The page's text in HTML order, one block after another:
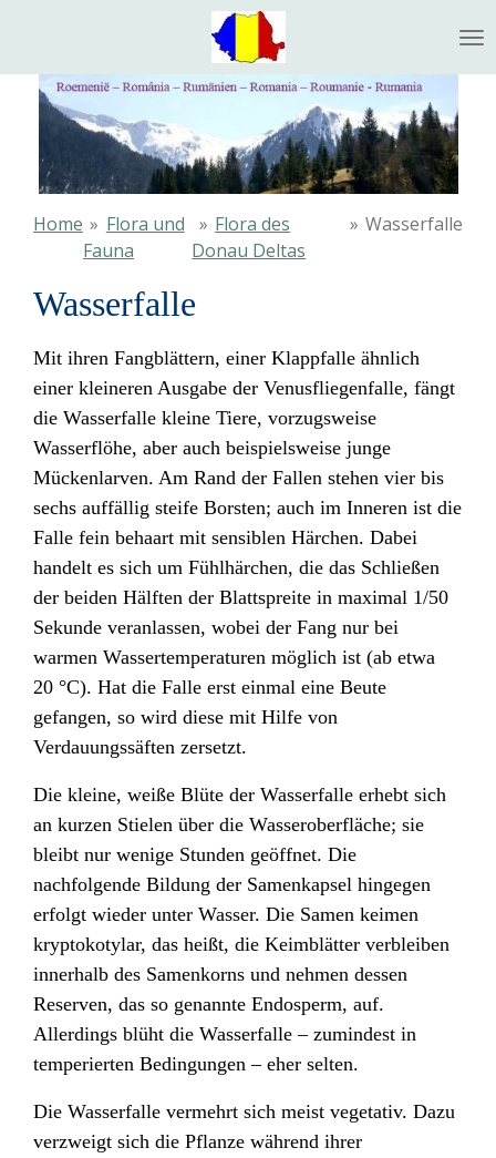
naar
hoofdinhoud
Home » Flora und
Fauna
» Flora des
Donau Deltas
» Wasserfalle
Wasserfalle
Mit ihren Fangblättern, einer Klappfalle ähnlich
einer kleineren Ausgabe der Venusfliegenfalle, fängt
die Wasserfalle kleine Tiere, vorzugsweise
Wasserflöhe, aber auch beispielsweise junge
Mückenlarven. Am Rand der Fallen stehen vier bis
sechs auffällig steife Borsten; auch im Inneren ist die
Falle fein behaart mit sensiblen Härchen. Dabei
handelt es sich um Fühlhärchen, die das Schließen
der beiden Hälften der Blattspreite in maximal 1/50
Sekunde veranlassen, wobei der Fang nur bei
warmen Wassertemperaturen möglich ist (ab etwa
20 °C). Hat die Falle erst einmal eine Beute
gefangen, so wird diese mit Hilfe von
Verdauungssäften zersetzt.
Die kleine, weiße Blüte der Wasserfalle erhebt sich
an kurzen Stielen über die Wasseroberfläche; sie
bleibt nur wenige Stunden geöffnet. Die
nachfolgende Bildung der Samenkapsel hingegen
erfolgt wieder unter Wasser. Die Samen keimen
kryptokotylar, das heißt, die Keimblätter verbleiben
innerhalb des Samenkorns und nehmen dessen
Reserven, das so genannte Endosperm, auf.
Allerdings blüht die Wasserfalle – zumindest in
temperierten Bedingungen – eher selten.
Die Wasserfalle vermehrt sich meist vegetativ. Dazu
verzweigt sich die Pflanze während ihrer